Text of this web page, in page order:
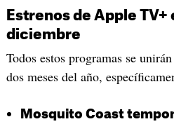
Estrenos de Apple
diciembre
Todos estos programas se
dos meses del año,
Mosquito Coast